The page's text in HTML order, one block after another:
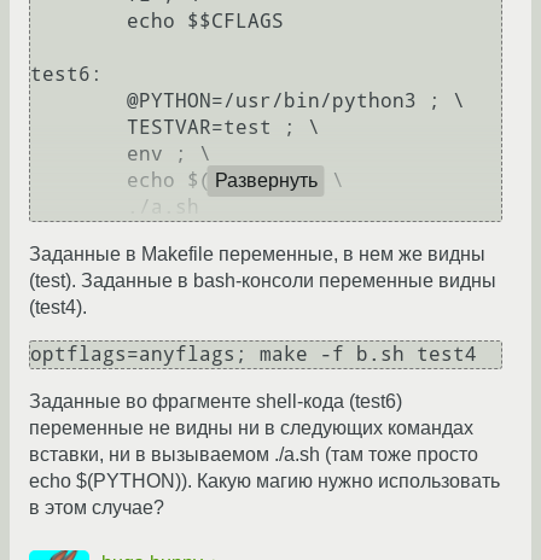
test6:
Развернуть
Заданные в Makefile переменные, в нем же видны
(test). Заданные в bash-консоли переменные видны
(test4).
optflags=anyflags; make -f b.sh test4
Заданные во фрагменте shell-кода (test6)
переменные не видны ни в следующих командах
вставки, ни в вызываемом ./a.sh (там тоже просто
echo $(PYTHON)). Какую магию нужно использовать
в этом случае?